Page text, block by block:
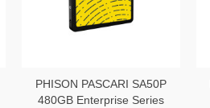
PHISON PASCARI SA50P
480GB Enterprise Series